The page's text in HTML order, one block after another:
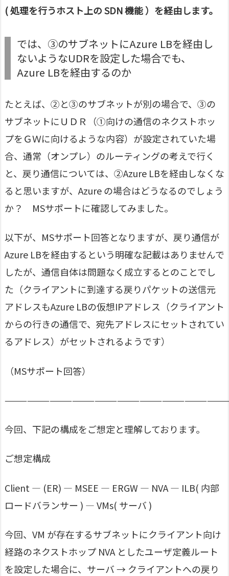
( 処理を行うホスト上の SDN 機能 ）を経由します。
では、③のサブネットにAzure LBを経由し
ないようなUDRを設定した場合でも、
Azure LBを経由するのか
たとえば、②と③のサブネットが別の場合で、③の
サブネットにＵＤＲ（①向けの通信のネクストホッ
プをＧＷに向けるような内容）が設定されていた場
合、通常（オンプレ）のルーティングの考えで行く
と、戻り通信については、②Azure LBを経由しなくな
ると思いますが、Azure の場合はどうなるのでしょう
か？ MSサポートに確認してみました。
以下が、MSサポート回答となりますが、戻り通信が
Azure LBを経由するという明確な記載はありませんで
したが、通信自体は問題なく成立するとのことでし
た（クライアントに到達する戻りパケットの送信元
アドレスもAzure LBの仮想IPアドレス（クライアント
からの行きの通信で、宛先アドレスにセットされてい
るアドレス）がセットされるようです）
（MSサポート回答）
今回、下記の構成をご想定と理解しております。
ご想定構成
Client — (ER) — MSEE — ERGW — NVA — ILB( 内部
ロードバランサー ) — VMs( サーバ )
今回、VM が存在するサブネットにクライアント向け
経路のネクストホップ NVA としたユーザ定義ルート
を設定した場合に、サーバ → クライアントへの戻り